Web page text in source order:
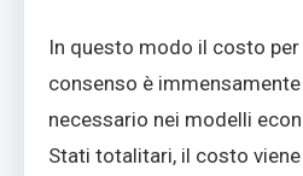
In questo modo il costo per
consenso è
necessario nei modelli
Stati totalitari, il costo